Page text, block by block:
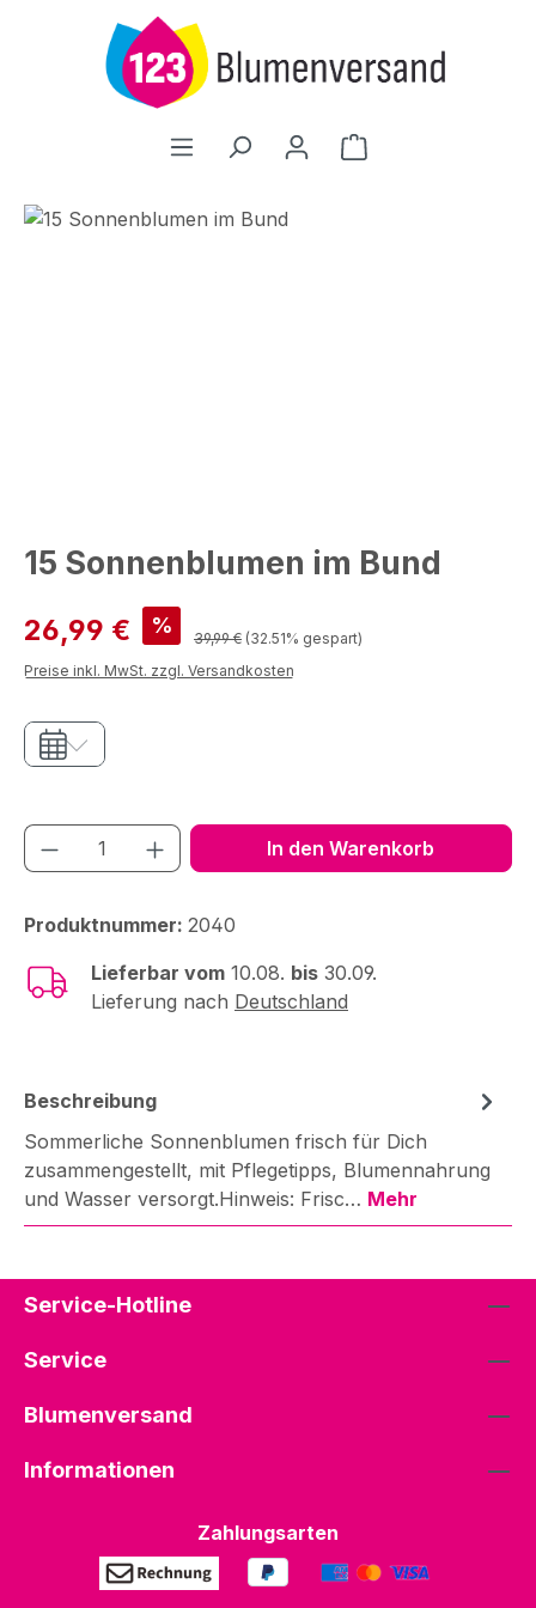
Zum Hauptinhalt springen
Warenkorb
Bildergalerie überspringen
15 Sonnenblumen im Bund
Verkaufspreis:
26,99 € % Regulärer Preis:
39,99 € (32.51% gespart)
Preise inkl. MwSt. zzgl. Versandkosten
Produkt Anzahl: Gib den gewünschten
In den Warenkorb
Produktnummer: 2040
Lieferbar vom 10.08. bis 30.09.
Lieferung nach Deutschland
Beschreibung
Sommerliche Sonnenblumen frisch für Dich
zusammengestellt, mit Pflegetipps, Blumennahrung
und Wasser versorgt.Hinweis: Frisc… Mehr
Service-Hotline
Service
Blumenversand
Informationen
Zahlungsarten